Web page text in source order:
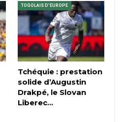
TOGOLAIS D'EUROPE
Tchéquie : prestation
solide d’Augustin
Drakpé, le Slovan
Liberec…